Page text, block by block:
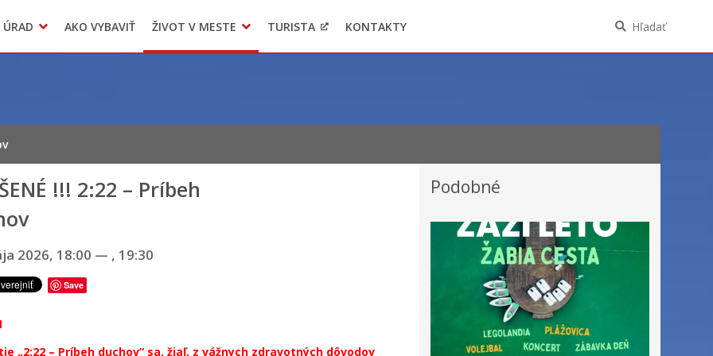
Transparentné mesto
majetkových pomerov verejného funkcionára
Voľba hlavného kontrolóra mesta Levoča
AKO VYBAVIŤ ŽIVOT V MESTE
LIMKA
TURISTA KONTAKTY Hľadať
!!! 2:22 – Príbeh
2026, 18:00 — , 19:30
Save
„2:22 – Príbeh duchov“ sa, žiaľ, z vážnych zdravotných dôvodov
Podobné